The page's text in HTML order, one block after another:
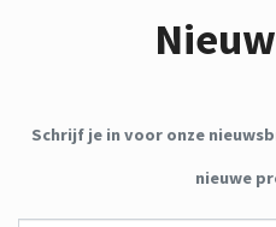
Schrijf je in voor onze
nieuwe